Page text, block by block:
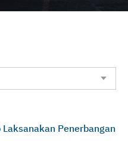
Penerbangan